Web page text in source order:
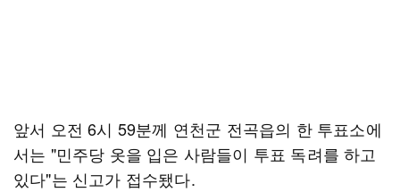
앞서 오전 6시 59분께 연천군 전곡읍의 한 투표소에
서는 "민주당 옷을 입은 사람들이 투표 독려를 하고
있다"는 신고가 접수됐다.